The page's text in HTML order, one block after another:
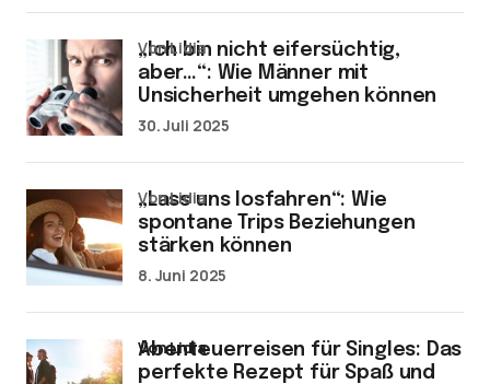
„Ich bin nicht eifersüchtig,
aber…“: Wie Männer mit
Unsicherheit umgehen können
von Lidia
30. Juli 2025
„Lass uns losfahren“: Wie
spontane Trips Beziehungen
stärken können
von Lidia
8. Juni 2025
Abenteuerreisen für Singles: Das
perfekte Rezept für Spaß und
von Lidia